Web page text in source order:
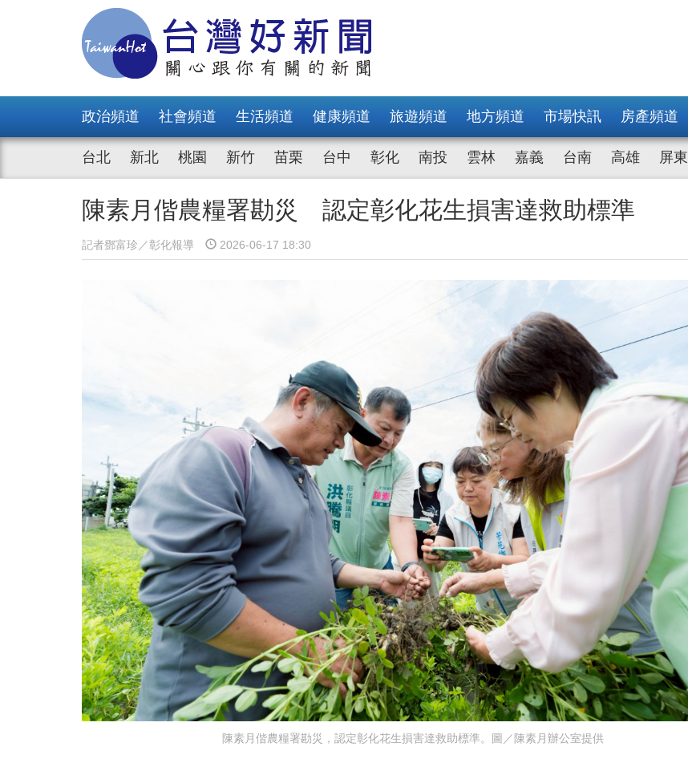
政治頻道 社會頻道 生活頻道 健康頻道 旅遊頻道 地方頻道 市場快訊 房產頻道
台北 新北 桃園 新竹 苗栗 台中 彰化 南投 雲林 嘉義 台南 高雄 屏東
陳素月偕農糧署勘災 認定彰化花生損害達救助標準
記者鄧富珍／彰化報導 2026-06-17 18:30
陳素月偕農糧署勘災，認定彰化花生損害達救助標準。圖／陳素月辦公室提供